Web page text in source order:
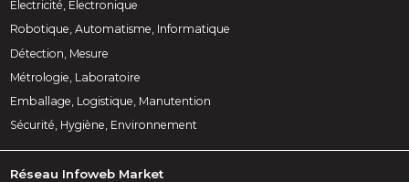
Électricité, Électronique
Robotique, Automatisme, Informatique
Détection, Mesure
Métrologie, Laboratoire
Emballage, Logistique, Manutention
Sécurité, Hygiène, Environnement
Réseau Infoweb Market